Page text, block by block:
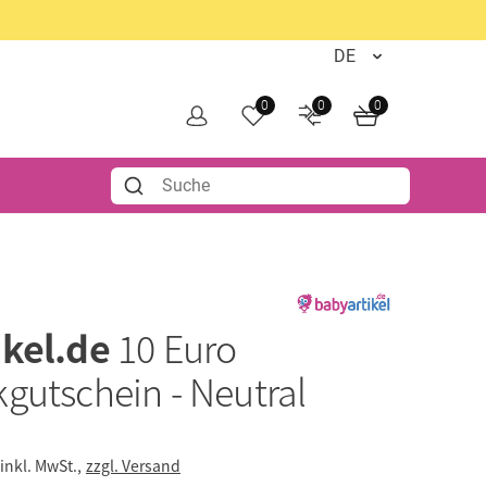
0 0 0
10 Euro
- Neutral
inkl. MwSt., zzgl. Versand